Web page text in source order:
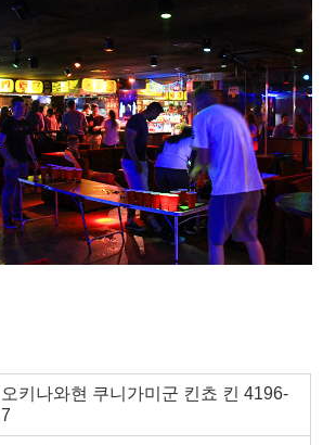
오키나와현 쿠니가미군 킨쵸 킨 4196-
7